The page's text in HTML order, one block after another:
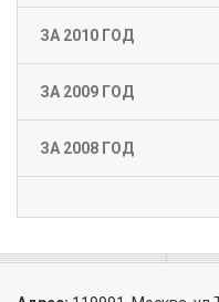
ЗА 2010 ГОД
ЗА 2009 ГОД
ЗА 2008 ГОД